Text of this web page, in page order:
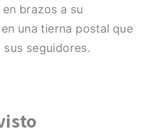
brazos a su
en una tierna postal que
seguidores.